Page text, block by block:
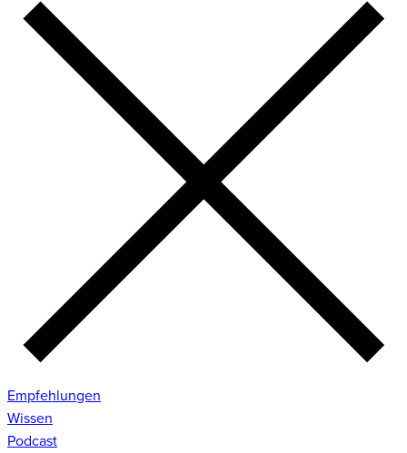
Empfehlungen
Wissen
Podcast